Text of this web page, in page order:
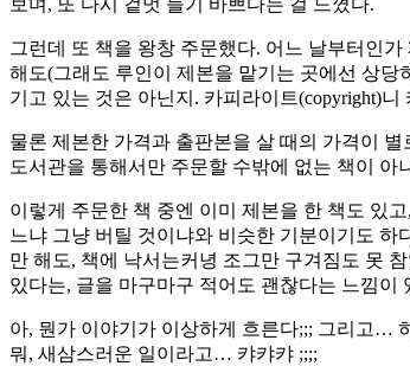
보며, 또 다시 겉멋 들기 바쁘다는 걸 느꼈다.
그런데 또 책을 왕창 주문했다. 어느 날부터인
해도(그래도 루인이 제본을 맡기는 곳에선 상
기고 있는 것은 아닌지. 카피라이트(copyright)
물론 제본한 가격과 출판본을 살 때의 가격이
도서관을 통해서만 주문할 수밖에 없는 책이
이렇게 주문한 책 중엔 이미 제본을 한 책도 있
느냐 그냥 버틸 것이냐와 비슷한 기분이기도
만 해도, 책에 낙서는커녕 조그만 구겨짐도 못
있다는, 글을 마구마구 적어도 괜찮다는 느낌
아, 뭔가 이야기가 이상하게 흐른다;;; 그리고…
뭐, 새삼스러운 일이라고… 캬캬캬 ;;;;